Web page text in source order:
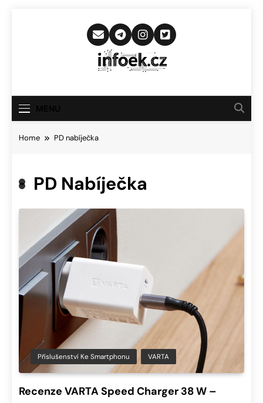
Infoek.cz
Novinkám
Home PD nabíječka
PD Nabíječka
Příslušenství Ke Smartphonu VARTA
Recenze VARTA Speed Charger 38 W –